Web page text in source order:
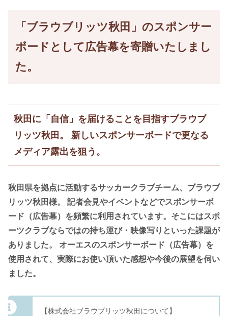
「ブラウブリッツ秋田」のスポンサー
ボードとして広告幕を寄贈いたしまし
た。
秋田に「自信」を届けることを目指すブラウブ
リッツ秋田。 新しいスポンサーボードで更なる
メディア露出を狙う。
秋田県を拠点に活動するサッカークラブチーム、ブラウブ
リッツ秋田様。 記者会見やイベントなどでスポンサーボ
ード（広告幕）を頻繁に利用されています。そこにはスポ
ーツクラブならではの持ち運び・映像写りといった課題が
ありました。 オーエスのスポンサーボード（広告幕）を
使用されて、実際にお使い頂いた感想や今後の展望を伺い
ました。
【株式会社ブラウブリッツ秋田について】